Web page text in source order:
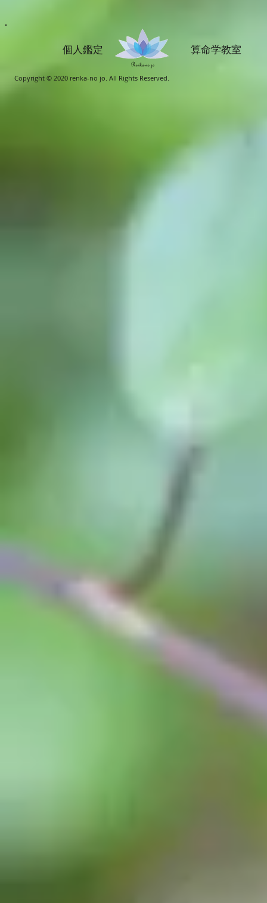
個人鑑定 算命学教室
Copyright © 2020 renka-no jo. All Rights